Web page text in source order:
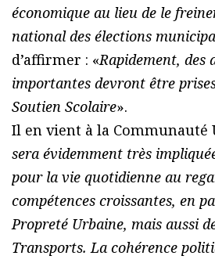
économique au lieu de le
national des élections
d’affirmer : «Rapidement, des
importantes devront être
Soutien Scolaire».
Il en vient à la Communauté
sera évidemment très
pour la vie quotidienne au
compétences croissantes, en
Propreté Urbaine, mais aussi
Transports. La cohérence